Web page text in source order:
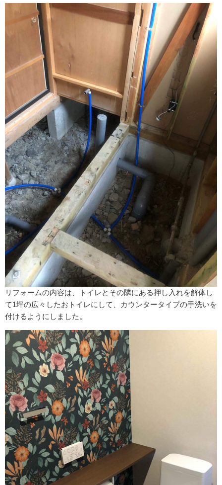
リフォームの内容は、トイレとその隣にある押し入れを解体し
て1坪の広々したおトイレにして、カウンタータイプの手洗いを
付けるようにしました。